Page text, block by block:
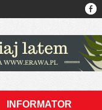
INFORMATOR